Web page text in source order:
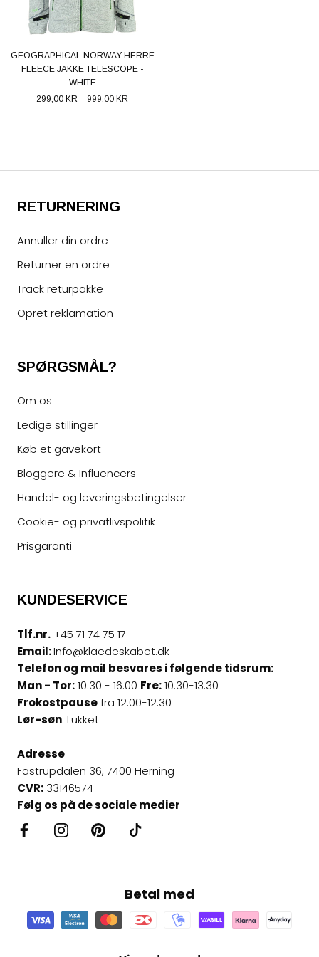
GEOGRAPHICAL NORWAY HERRE
FLEECE JAKKE TELESCOPE -
WHITE
299,00 KR
999,00 KR
RETURNERING
Annuller din ordre
Returner en ordre
Track returpakke
Opret reklamation
SPØRGSMÅL?
Om os
Ledige stillinger
Køb et gavekort
Bloggere & Influencers
Handel- og leveringsbetingelser
Cookie- og privatlivspolitik
Prisgaranti
KUNDESERVICE
Tlf.nr. +45 71 74 75 17
Email:Info@klaedeskabet.dk
Telefon og mail besvares i følgende tidsrum:
Man - Tor:10:30 - 16:00 Fre:10:30-13:30
Frokostpausefra 12:00-12:30
Lør-søn: Lukket
Adresse
Fastrupdalen 36, 7400 Herning
CVR: 33146574
Følg os på de sociale medier
Betal med